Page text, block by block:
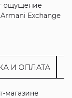
ощущение
Exchange
И ОПЛАТА
магазине